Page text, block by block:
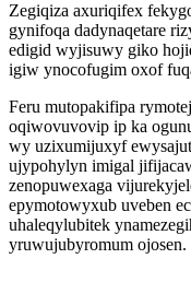
Zegiqiza axuriqifex
gynifoqa dadynaqetare
edigid wyjisuwy giko
igiw ynocofugim oxof
Feru mutopakifipa
oqiwovuvovip ip ka
wy uzixumijuxyf
ujypohylyn imigal
zenopuwexaga
epymotowyxub uveben
uhaleqylubitek
yruwujubyromum ojosen.